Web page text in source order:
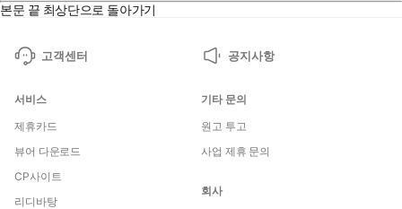
본문 끝 최상단으로 돌아가기
고객센터 공지사항
서비스
제휴카드
뷰어 다운로드
CP사이트
리디바탕
기타 문의
원고 투고
사업 제휴 문의
회사